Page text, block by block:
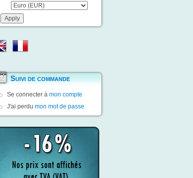
Suivi de commande
Se connecter à mon compte
J'ai perdu mon mot de passe